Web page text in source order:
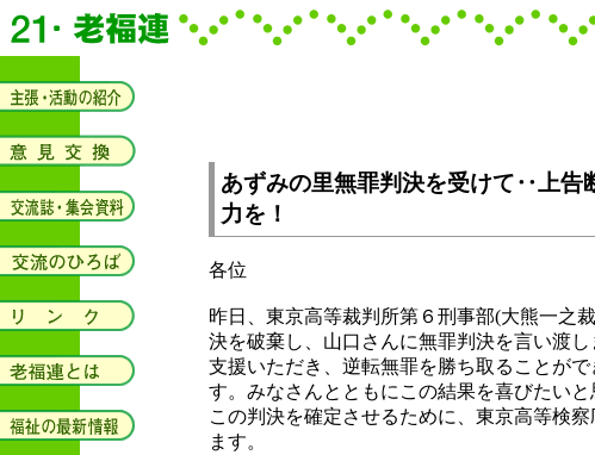
あずみの里無罪判決を受けて‥上告
力を！
各位
昨日、東京高等裁判所第６刑事部(大熊一之
決を破棄し、山口さんに無罪判決を言い渡
支援いただき、逆転無罪を勝ち取ることが
す。みなさんとともにこの結果を喜びたいと
この判決を確定させるために、東京高等検
ます。